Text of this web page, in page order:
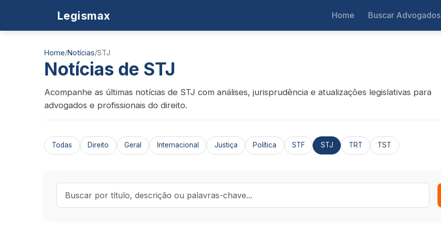
Legismax Home Buscar Advogados
Home/Notícias/STJ
Notícias de STJ
Acompanhe as últimas notícias de STJ com análises, jurisprudência e atualizações legislativas para
advogados e profissionais do direito.
Todas Direito Geral Internacional Justiça Política STF STJ TRT TST
Buscar notícias